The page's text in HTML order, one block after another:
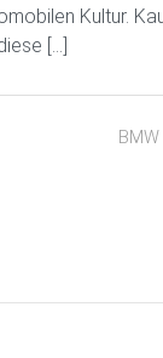
Kultur.
[…]